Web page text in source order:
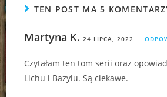
TEN POST MA 5
Martyna K. 24 LIPCA, 2022
Czytałam ten tom serii oraz
Lichu i Bazylu. Są ciekawe.